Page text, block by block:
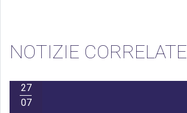
NOTIZIE CORRELATE
27
07